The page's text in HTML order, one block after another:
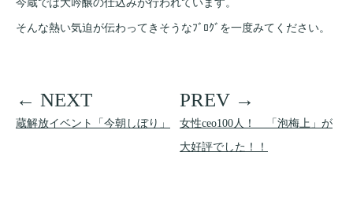
今蔵では大吟醸の仕込みが行われています。
そんな熱い気迫が伝わってきそうなﾌﾞﾛｸﾞを一度みてください。
蔵解放イベント「今朝しぼり」
女性ceo100人！ 「泡梅上」が
大好評でした！！